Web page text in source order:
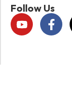
Follow Us